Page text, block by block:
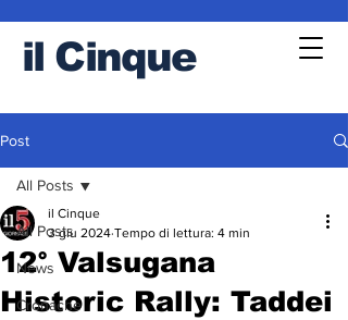
il Cinque
Post
All Posts
News
Cronache
All Posts
12° Valsugana
Historic Rally: Taddei
il Cinque
3 giu 2024 Tempo di lettura: 4 min